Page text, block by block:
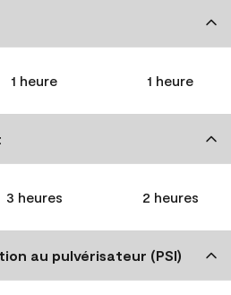
1 heure 1 heure
3 heures 2 heures
au pulvérisateur (PSI)